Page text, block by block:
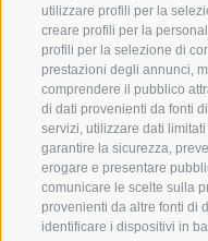
utilizzare profili per la
creare profili per la
profili per la selezione di
prestazioni degli annunci,
comprendere il pubblico
di dati provenienti da fonti
servizi, utilizzare dati
garantire la sicurezza,
erogare e presentare
comunicare le scelte sulla
provenienti da altre fonti di
identificare i dispositivi in
VAL GIOVO
VAL RACINES
VAL RIDANNA
IMPIANTI DI
SCUOLA DI SCI